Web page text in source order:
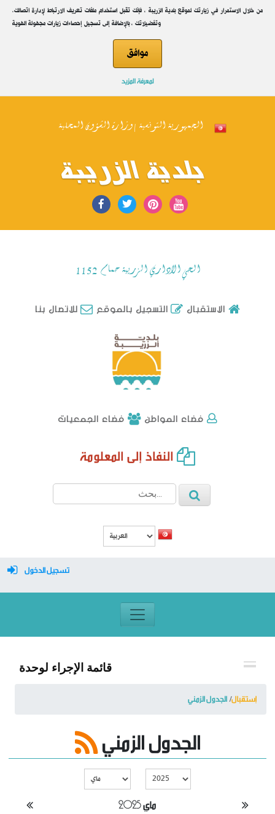
.من خلال الاستمرار في زيارتك لموقع بلدية الزريبة ، فإنك تقبل استخدام ملفات تعريف الارتباط لإدارة اتصالك
وتفضيلاتك ، بالإضافة إلى تسجيل إحصاءات زيارات مجهولة الهوية
موافق
لمعرفة المزيد
الجمهورية التونسية | وزارة الشؤون المحلية
بلدية الزريبة
الحي الاداري الزريبة حمام 1152
الاستقبال التسجيل بالموقع
فضاء المواطن
تسجيل الدخول
معرف تسجيل الدخول
تسجيل الدخول
نسيت كلمة المرور
قائمة الإجراء لوحدة
إستقبال الجدول الزمني
الجدول الزمني
ماي 2025